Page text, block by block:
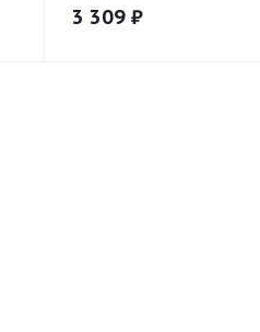
3 309 ₽